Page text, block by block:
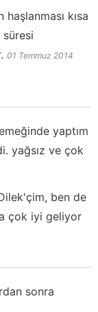
haşlanması kısa
süresi
01 Temmuz 2014
yaptım
yağsız ve çok
ben de
çok iyi geliyor
sonra